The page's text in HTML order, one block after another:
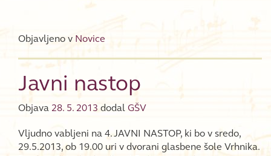
Objavljeno v Novice
Javni nastop
Objava 28. 5. 2013 dodal GŠV
Vljudno vabljeni na 4. JAVNI NASTOP, ki bo v sredo,
29.5.2013, ob 19.00 uri v dvorani glasbene šole Vrhnika.